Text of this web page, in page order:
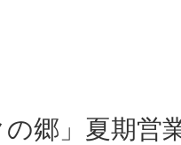
の郷」夏期営